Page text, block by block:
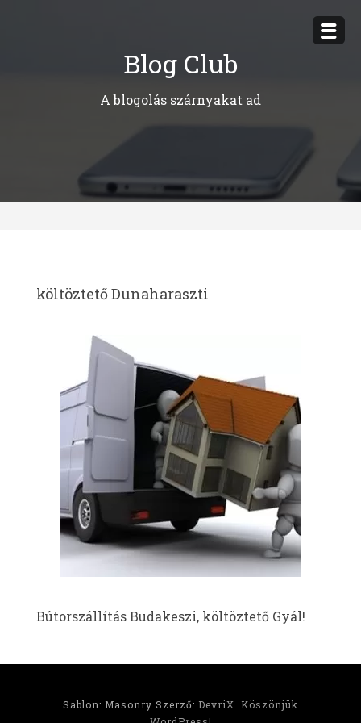
Blog Club
A blogolás szárnyakat ad
költöztető Dunaharaszti
Bútorszállítás Budakeszi, költöztető Gyál!
Sablon: Masonry Szerző: DevriX
Köszönjük